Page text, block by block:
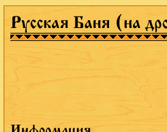
Русская Баня (на